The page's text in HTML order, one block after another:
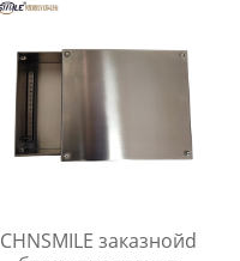
CHNSMILE заказнойd